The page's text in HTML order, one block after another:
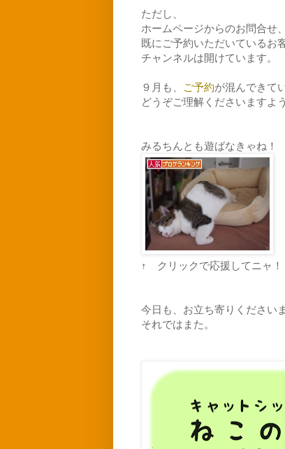
ただし、
ホームページからのお問合せ
既にご予約いただいているお
チャンネルは開けています。
９月も、 ご予約が混んできて
どうぞご理解くださいますよ
みるちんとも遊ばなきゃね！
↑ クリックで応援してニャ！
今日も、お立ち寄りください
それではまた。